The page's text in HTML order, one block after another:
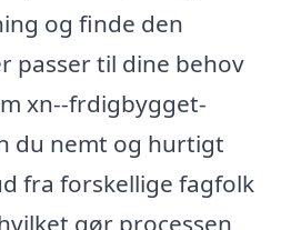
og finde den
passer til dine behov
xn--frdigbygget-
du nemt og hurtigt
fra forskellige fagfolk
gør processen